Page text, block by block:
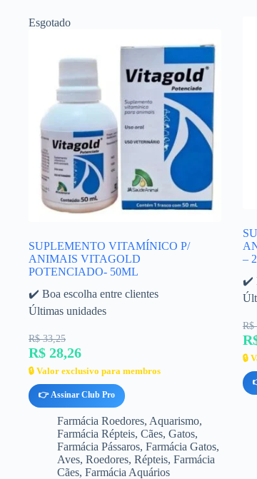
Esgotado
SUPLEMENTO VITAMÍNICO P/
ANIMAIS VITAGOLD
POTENCIADO- 50ML
✔️ Boa escolha entre clientes
Últimas unidades
R$ 33,25
R$ 28,26
🔒 Valor exclusivo para membros
👉 Assinar Club Pro
Farmácia Roedores, Aquarismo,
Farmácia Répteis, Cães, Gatos,
Farmácia Pássaros, Farmácia Gatos,
Aves, Roedores, Répteis, Farmácia
Cães, Farmácia Aquários
–
✔️
R$
🔒